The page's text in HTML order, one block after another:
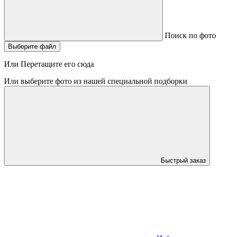
Поиск по фото
Выберите файл
Или Перетащите его сюда
Или выберите фото из нашей специальной подборки
Быстрый заказ